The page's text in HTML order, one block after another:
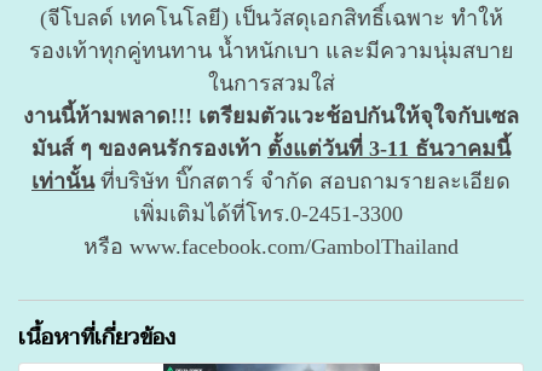
(จีโบลด์ เทคโนโลยี) เป็นวัสดุเอกสิทธิ์เฉพาะ ทำให้
รองเท้าทุกคู่ทนทาน น้ำหนักเบา และมีความนุ่มสบาย
ในการสวมใส่
งานนี้ห้ามพลาด!!! เตรียมตัวแวะช้อปกันให้จุใจกับเซล
มันส์ ๆ ของคนรักรองเท้า ตั้งแต่วันที่ 3-11 ธันวาคมนี้
เท่านั้นที่บริษัท บิ๊กสตาร์ จำกัด สอบถามรายละเอียด
เพิ่มเติมได้ที่โทร.0-2451-3300
หรือ www.facebook.com/GambolThailand
เนื้อหาที่เกี่ยวข้อง